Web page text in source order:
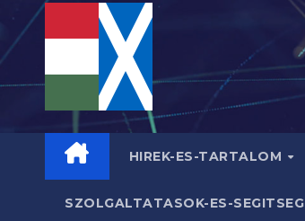
HIREK-ES-TARTALOM
SZOLGALTATASOK-ES-SEGITSEG